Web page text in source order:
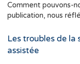
Comment pouvons-
publication, nous
Les troubles de la
assistée